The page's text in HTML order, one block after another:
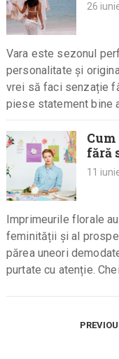
26
Vara este sezonul
personalitate și
vrei să faci senzație
piese statement bine
fără
11
Imprimeurile florale
feminității și al
părea uneori
purtate cu atenție.